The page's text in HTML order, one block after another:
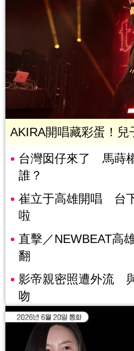
AKIRA開唱藏彩蛋！兒
台灣囡仔來了 馬蒔
誰？
崔立于高雄開唱 台
啦
直擊／NEWBEAT
翻
影帝親密照遭外流
吻